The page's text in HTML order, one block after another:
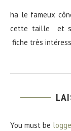
ha le fameux
cette taille et
fiche très
You must be